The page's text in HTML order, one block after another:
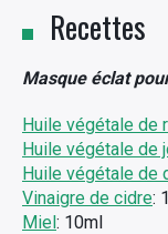
Recettes
Masque éclat
Huile végétale de
Huile végétale de
Huile végétale de
Vinaigre de cidre:
Miel: 10ml